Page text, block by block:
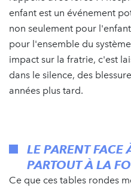
enfant est un événement
non seulement pour
pour l'ensemble du
impact sur la fratrie, c'est
dans le silence, des
années plus tard.
LE PARENT FACE
PARTOUT À LA
Ce que ces tables rondes